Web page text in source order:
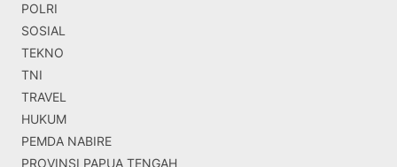
POLRI
SOSIAL
TEKNO
TNI
TRAVEL
HUKUM
PEMDA NABIRE
PROVINSI PAPUA TENGAH